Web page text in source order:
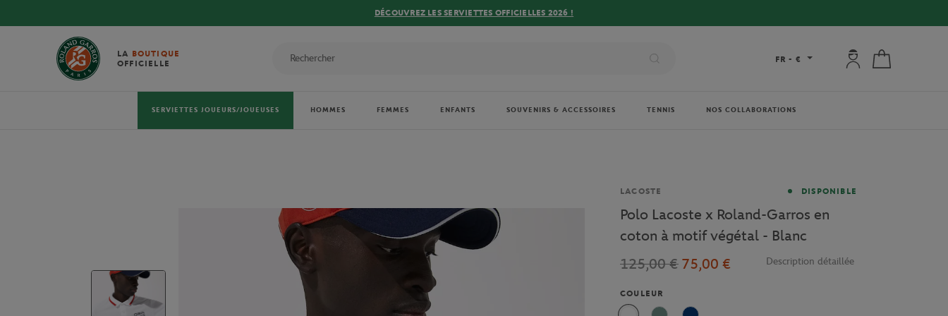
DÉCOUVREZ LES SERVIETTES OFFICIELLES 2026 !
LA BOUTIQUE
OFFICIELLE
FR - € Mon compte : se
SERVIETTES JOUEURS/JOUEUSES HOMMES FEMMES ENFANTS SOUVENIRS & ACCESSOIRES TENNIS NOS COLLABORATIONS
Marque
LACOSTE DISPONIBLE
Polo Lacoste x Roland-Garros en
coton à motif végétal - Blanc
125,00 € 75,00 € Description détaillée
COULEUR